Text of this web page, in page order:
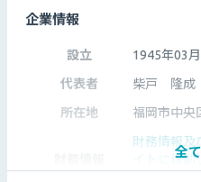
全
企業情報
設立
1945年03
代表者
柴戸 隆成
所在地
福岡市中央
財務情報及
イトに移